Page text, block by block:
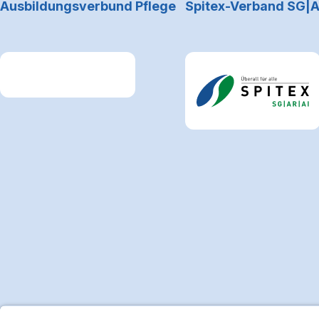
Ausbildungsverbund Pflege Spitex-Verband